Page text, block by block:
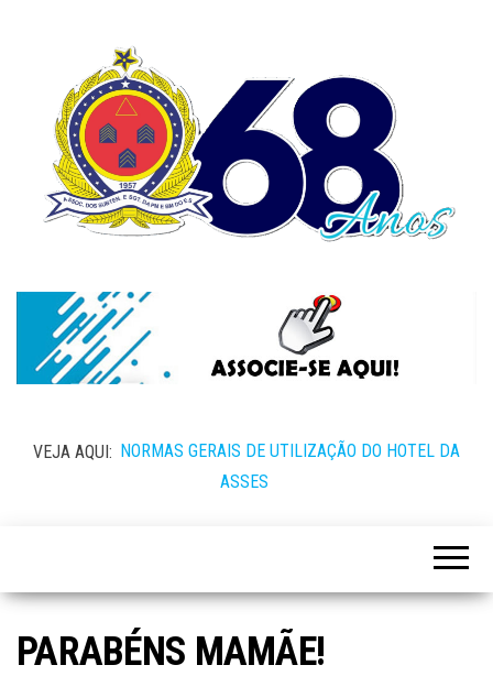
VEJA AQUI: NORMAS GERAIS DE UTILIZAÇÃO DO HOTEL DA
ASSES
PARABÉNS MAMÃE!